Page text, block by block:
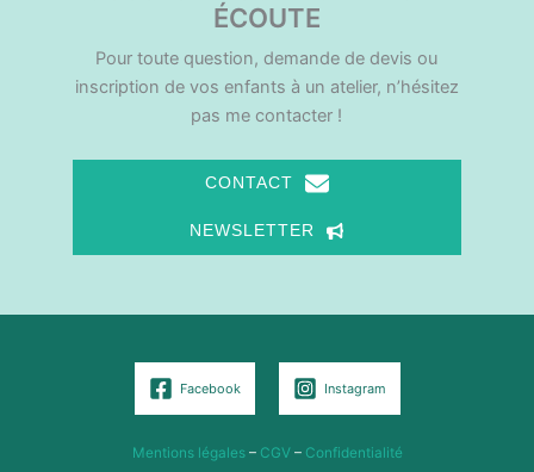
ÉCOUTE
Pour toute question, demande de devis ou
inscription de vos enfants à un atelier, n’hésitez
pas me contacter !
CONTACT
NEWSLETTER
Facebook Instagram
Mentions légales– CGV– Confidentialité